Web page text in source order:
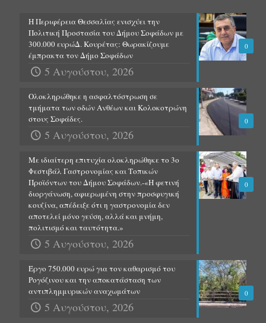
0
Η Περιφέρεια Θεσσαλίας ενισχύει την
Πολιτική Προστασία του Δήμου Σοφάδων με
300.000 ευρώΔ. Κουρέτας: Θωρακίζουμε
έμπρακτα τον Δήμο Σοφάδων
5 Αυγούστου, 2026
0
Ολοκληρώθηκε η ασφαλτόστρωση σε
τμήματα των οδών Ανθέων και Κολοκοτρώνη
στους Σοφάδες.
5 Αυγούστου, 2026
0
Με ιδιαίτερη επιτυχία ολοκληρώθηκε το 3ο
Φεστιβάλ Γαστρονομίας και Τοπικών
Προϊόντων του Δήμου Σοφάδων.-«Η φετινή
διοργάνωση, αφιερωμένη στην προσφυγική
κουζίνα, απέδειξε ότι η γαστρονομία δεν
αποτελεί μόνο γεύση, αλλά και μνήμη,
πολιτισμό και ταυτότητα.»
5 Αυγούστου, 2026
0
Έργο 750.000 ευρώ για τον καθαρισμό του
Ρογόζινου και την αποκατάσταση των
αντιπλημμυρικών αναχωμάτων
5 Αυγούστου, 2026